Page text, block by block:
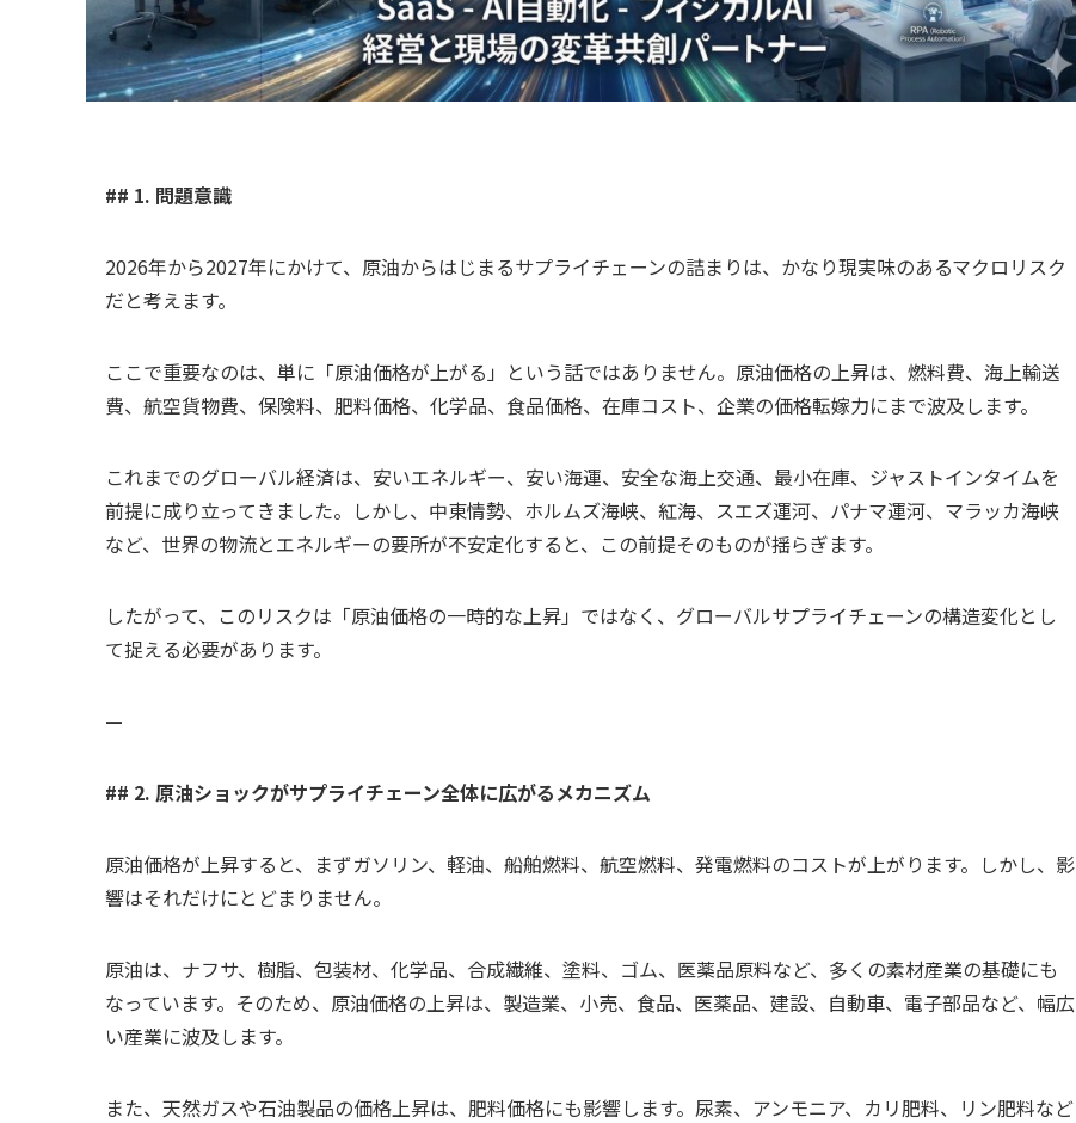
## 1. 問題意識
2026年から2027年にかけて、原油からはじまるサプライチェーンの詰まりは、かなり現実味のあるマクロリスク
だと考えます。
ここで重要なのは、単に「原油価格が上がる」という話ではありません。原油価格の上昇は、燃料費、海上輸送
費、航空貨物費、保険料、肥料価格、化学品、食品価格、在庫コスト、企業の価格転嫁力にまで波及します。
これまでのグローバル経済は、安いエネルギー、安い海運、安全な海上交通、最小在庫、ジャストインタイムを
前提に成り立ってきました。しかし、中東情勢、ホルムズ海峡、紅海、スエズ運河、パナマ運河、マラッカ海峡
など、世界の物流とエネルギーの要所が不安定化すると、この前提そのものが揺らぎます。
したがって、このリスクは「原油価格の一時的な上昇」ではなく、グローバルサプライチェーンの構造変化とし
て捉える必要があります。
—
## 2. 原油ショックがサプライチェーン全体に広がるメカニズム
原油価格が上昇すると、まずガソリン、軽油、船舶燃料、航空燃料、発電燃料のコストが上がります。しかし、影
響はそれだけにとどまりません。
原油は、ナフサ、樹脂、包装材、化学品、合成繊維、塗料、ゴム、医薬品原料など、多くの素材産業の基礎にも
なっています。そのため、原油価格の上昇は、製造業、小売、食品、医薬品、建設、自動車、電子部品など、幅広
い産業に波及します。
また、天然ガスや石油製品の価格上昇は、肥料価格にも影響します。尿素、アンモニア、カリ肥料、リン肥料など